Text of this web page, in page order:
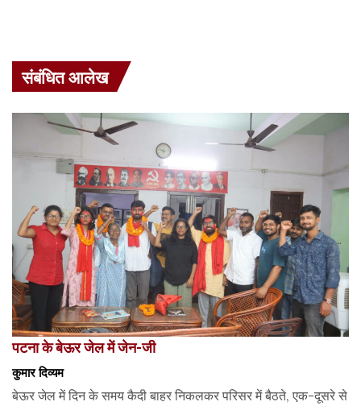
संबंधित आलेख
पटना के बेऊर जेल में जेन-जी
कुमार दिव्यम
बेऊर जेल में दिन के समय कैदी बाहर निकलकर परिसर में बैठते, एक-दूसरे से